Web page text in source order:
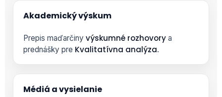
Akademický výskum
Prepis maďarčiny výskumné rozhovory a
prednášky pre Kvalitatívna analýza.
Médiá a vysielanie